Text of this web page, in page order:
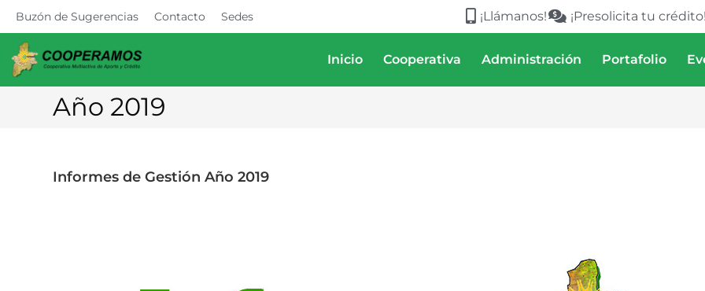
Buzón de Sugerencias Contacto Sedes ¡Llámanos! ¡Presolicita tu
Inicio Cooperativa Administración Portafolio
Año 2019
Informes de Gestión Año 2019